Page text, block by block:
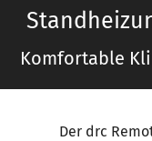
Komfortable
Der drc